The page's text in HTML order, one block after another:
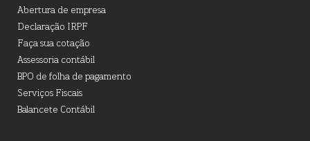
Abertura de empresa
Declaração IRPF
Faça sua cotação
Assessoria contábil
BPO de folha de pagamento
Serviços Fiscais
Balancete Contábil